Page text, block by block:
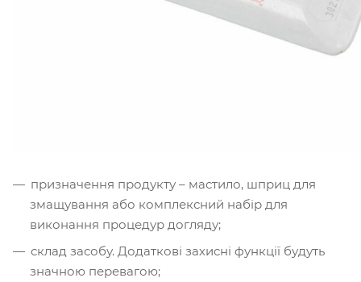
призначення продукту – мастило, шприц для
змащування або комплексний набір для
виконання процедур догляду;
склад засобу. Додаткові захисні функції будуть
значною перевагою;